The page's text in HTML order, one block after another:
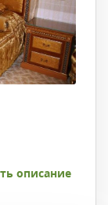
описание